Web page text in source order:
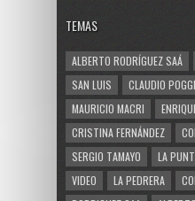
TEMAS
ALBERTO RODRÍGUEZ SAÁ
SAN LUIS
CLAUDIO POGGI
MAURICIO MACRI
CRISTINA FERNÁNDEZ
SERGIO TAMAYO
LA
VIDEO
LA PEDRERA